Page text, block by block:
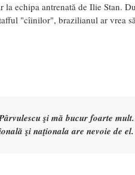
echipa antrenată de Ilie Stan.
"cîinilor", brazilianul ar vrea
şi mă bucur foarte
şi naţionala are nevoie de el.